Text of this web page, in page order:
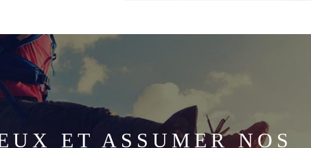
ET ASSUMER NOS